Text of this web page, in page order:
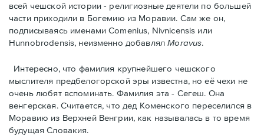
всей чешской истории - рeлигиозные деятели по большей
части приходили в Богемию из Моравии. Сам же он,
подписываясь именами Comenius, Nivnicensis или
Hunnobrodensis, неизменно добавлял Moravus.
Интересно, что фамилия крупнейшего чешского
мыслителя предбелогорской эры известна, но её чехи не
очень любят вспоминать. Фамилия эта - Сегеш. Она
венгерская. Считается, что дед Коменского переселился в
Моравию из Верхней Венгрии, как называлась в то время
будущая Словакия.